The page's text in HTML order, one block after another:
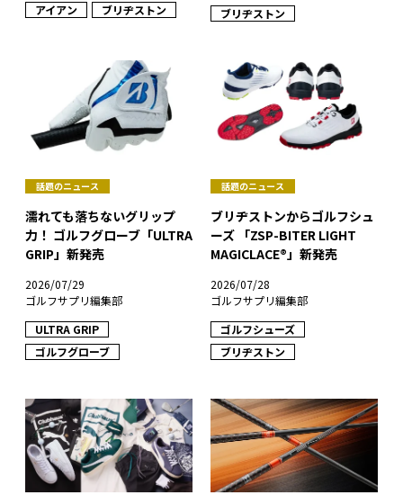
アイアン
ブリヂストン
ブリヂストン
話題のニュース
濡れても落ちないグリップ
力！ ゴルフグローブ「ULTRA
GRIP」新発売
2026/07/29
ゴルフサプリ編集部
ULTRA GRIP
ゴルフグローブ
話題のニュース
ブリヂストンからゴルフシュ
ーズ 「ZSP-BITER LIGHT
MAGICLACE®︎」新発売
2026/07/28
ゴルフサプリ編集部
ゴルフシューズ
ブリヂストン